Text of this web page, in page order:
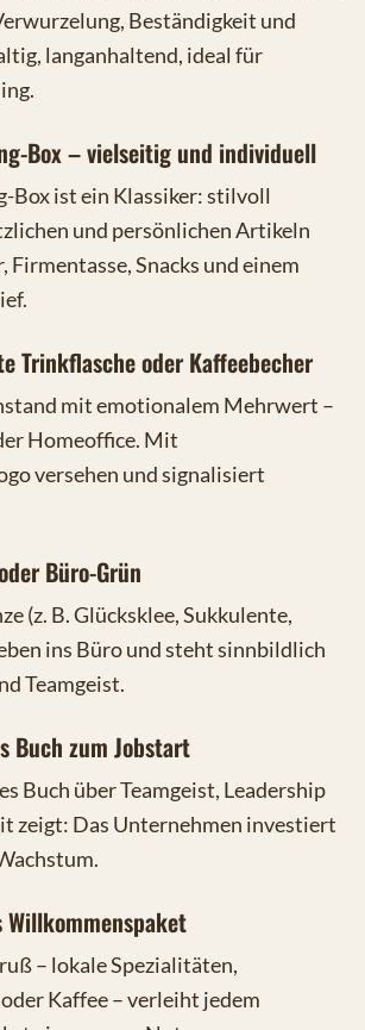
Beständigkeit und
langanhaltend, ideal für
Box – vielseitig und individuell
Box ist ein Klassiker: stilvoll
und persönlichen Artikeln
Snacks und einem
Trinkflasche oder Kaffeebecher
mit emotionalem Mehrwert –
Homeoffice. Mit
versehen und signalisiert
Büro-Grün
(z. B. Glücksklee, Sukkulente,
ins Büro und steht sinnbildlich
Teamgeist.
Buch zum Jobstart
Buch über Teamgeist, Leadership
zeigt: Das Unternehmen investiert
– lokale Spezialitäten,
Kaffee – verleiht jedem